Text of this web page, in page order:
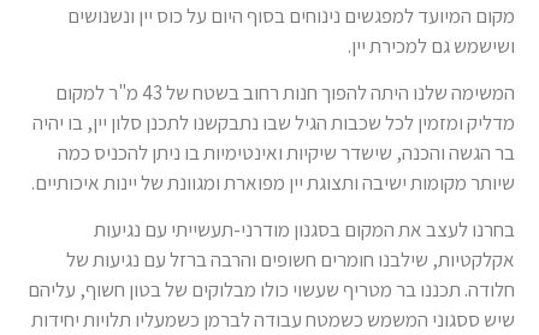
מקום המיועד למפגשים נינוחים בסוף היום על כוס יין ונשנושים
ושישמש גם למכירת יין.
המשימה שלנו היתה להפוך חנות רחוב בשטח של 43 מ"ר למקום
מדליק ומזמין לכל שכבות הגיל שבו נתבקשנו לתכנן סלון יין, בו יהיה
בר הגשה והכנה, שישדר שיקיות ואינטימיות בו ניתן להכניס כמה
שיותר מקומות ישיבה ותצוגת יין מפוארת ומגוונת של יינות איכותיים.
בחרנו לעצב את המקום בסגנון מודרני-תעשייתי עם נגיעות
אקלקטיות, שילבנו חומרים חשופים והרבה ברזל עם נגיעות של
חלודה. תכננו בר מטריף שעשוי כולו מבלוקים של בטון חשוף, עליהם
שיש ססגוני המשמש כשמטח עבודה לברמן כשמעליו תלויות יחידות